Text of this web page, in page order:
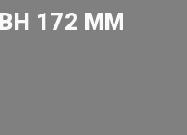
172 MM